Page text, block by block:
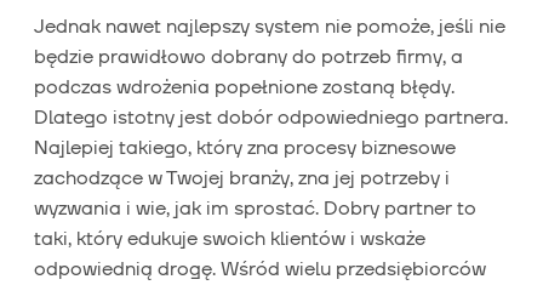
Jednak nawet najlepszy system nie pomoże, jeśli nie
będzie prawidłowo dobrany do potrzeb firmy, a
podczas wdrożenia popełnione zostaną błędy.
Dlatego istotny jest dobór odpowiedniego partnera.
Najlepiej takiego, który zna procesy biznesowe
zachodzące w Twojej branży, zna jej potrzeby i
wyzwania i wie, jak im sprostać. Dobry partner to
taki, który edukuje swoich klientów i wskaże
odpowiednią drogę. Wśród wielu przedsiębiorców